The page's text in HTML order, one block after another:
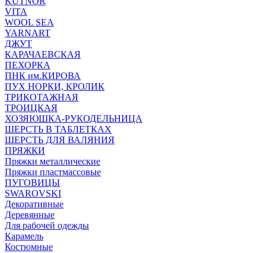
VITA
WOOL SEA
YARNART
ДЖУТ
КАРАЧАЕВСКАЯ
ПЕХОРКА
ПНК им.КИРОВА
ПУХ НОРКИ, КРОЛИК
ТРИКОТАЖНАЯ
ТРОИЦКАЯ
ХОЗЯЮШКА-РУКОДЕЛЬНИЦА
ШЕРСТЬ В ТАБЛЕТКАХ
ШЕРСТЬ ДЛЯ ВАЛЯНИЯ
ПРЯЖКИ
Пряжки металлические
Пряжки пластмассовые
ПУГОВИЦЫ
SWAROVSKI
Декоративные
Деревянные
Для рабочей одежды
Карамель
Костюмные